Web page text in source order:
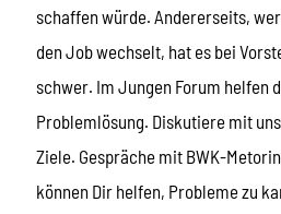
schaffen würde. Andererseits,
den Job wechselt, hat es bei
schwer. Im Jungen Forum helfen
Problemlösung. Diskutiere mit
Ziele. Gespräche mit BWK-
können Dir helfen, Probleme zu